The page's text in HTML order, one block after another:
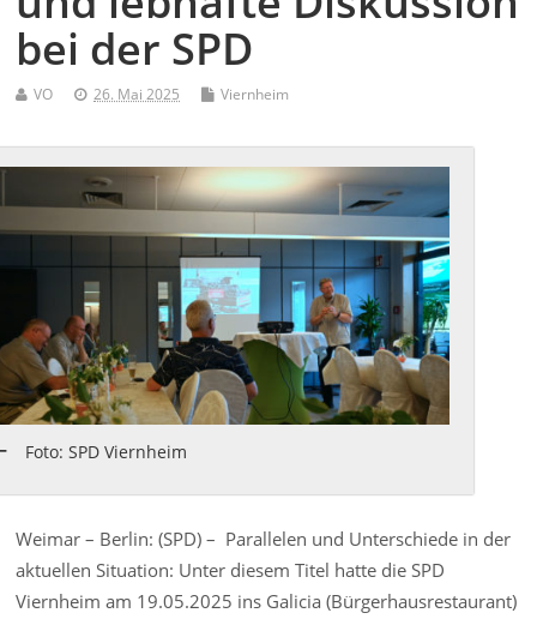
bei der SPD
VO 26. Mai 2025 Viernheim
Foto: SPD Viernheim
Weimar – Berlin: (SPD) – Parallelen und Unterschiede in der
aktuellen Situation: Unter diesem Titel hatte die SPD
Viernheim am 19.05.2025 ins Galicia (Bürgerhausrestaurant)